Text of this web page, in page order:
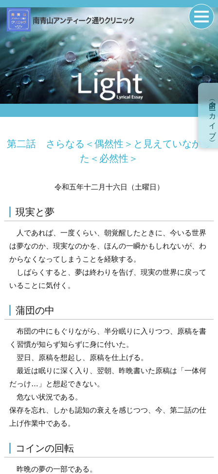
第二話 さらなる＜偶然性＞と見えていなかっ
た＜必然性＞
令和五年十二月十六日（土曜日）
現実と夢
人であれば、一度くらい、朝覚醒したときに、今いる世界
は夢なのか、現実なのかを、ほんの一瞬かもしれないが、わ
からなくなってしまうことを経験する。
しばらくすると、夢は終わりを告げ、現実の世界に戻って
いることに気付く。
蒲団の中
布団の中にもぐりながら、半分眠りに入りつつ、原稿を書
く習慣が知らず知らずに身に付いた。
翌日、原稿を想起し、原稿を仕上げる。
最近は眠りに深く入り、翌朝、昨晩書いた原稿は「一体何
だっけ…」と想起できない。
危ない状況である。
保存を忘れ、しかも認知の衰えを感じつつ、今、第二話の仕
上げ作業中である。
コインの回転
昨晩の夢の一部である。
余白（アーカイブ）